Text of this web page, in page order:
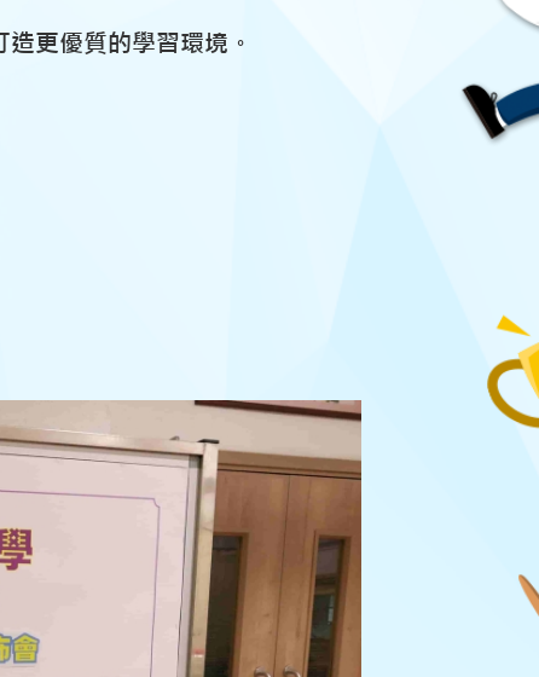
更優質的學習環境。